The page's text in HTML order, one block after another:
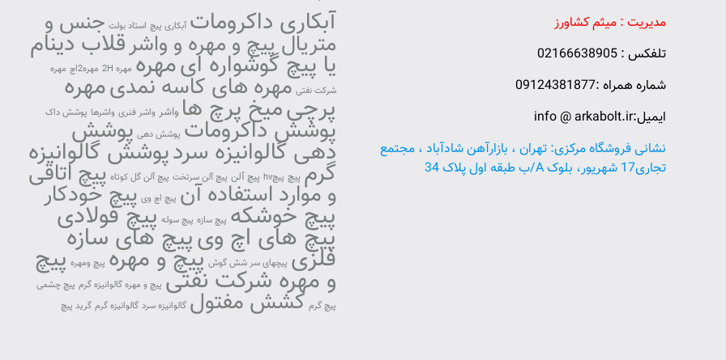
مدیریت : میثم کشاورز
تلفکس : 02166638905
شماره همراه :09124381877
ایمیل:info @ arkabolt.ir
نشانی فروشگاه مرکزی: تهران ، بازارآهن شادآباد ، مجتمع
تجاری17 شهریور، بلوک A/ب طبقه اول پلاک 34
آبکاری داکرومات آبکاری پیچ استاد بولت جنس و
متریال پیچ و مهره و واشرقلاب دینام
یا پیچ گوشواره ایمهره مهره 2H مهره2اچ
مهره
شرکت نفتی مهره های کاسه نمدیمهره
پرچیمیخ پرچ ها واشر واشر فنری واشرها پوشش داک
پوشش داکرومات پوشش دهی پوشش
دهی گالوانیزه سردپوشش گالوانیزه
گرم پیچ پیچhv پیچ آلن پیچ آلن سرتخت پیچ آلن گل کوتاه پیچ اتاقی
و موارد استفاده آن پیچ اچ وی پیچ خودکار
پیچ خوشکه پیچ سازه پیچ سوله پیچ فولادی
پیچ های اچ ویپیچ های سازه
فلزی پیچهای سر شش گوش پیچ و مهره پیچ ومهره پیچ
و مهره شرکت نفتی پیچ و مهره گالوانیزه گرم پیچ چشمی
پیچ گرم کشش مفتول گالوانیزه سرد گالوانیزه گرم گرید پیچ